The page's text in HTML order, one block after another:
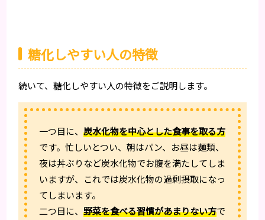
糖化しやすい人の特徴
続いて、糖化しやすい人の特徴をご説明します。
一つ目に、炭水化物を中心とした食事を取る方
です。忙しいとつい、朝はパン、お昼は麺類、
夜は丼ぶりなど炭水化物でお腹を満たしてしま
いますが、これでは炭水化物の過剰摂取になっ
てしまいます。
二つ目に、野菜を食べる習慣があまりない方で